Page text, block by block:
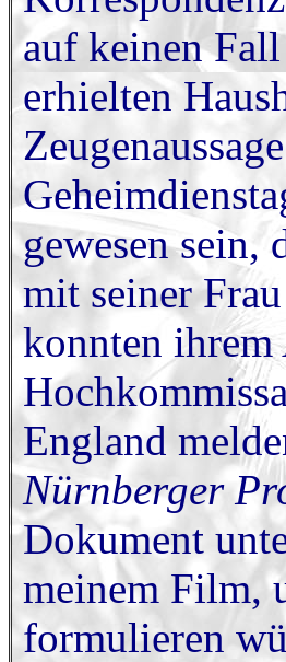
auf keinen
erhielten
gewesen sein,
mit seiner
konnten ihrem
England
Nürnberger
Dokument
meinem Film,
formulieren